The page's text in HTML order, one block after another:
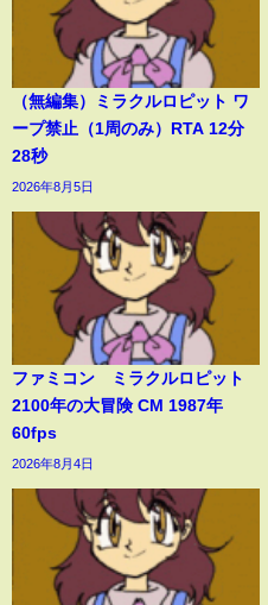
（無編集）ミラクルロピット ワ
ープ禁止（1周のみ）RTA 12分
28秒
2026年8月5日
ファミコン ミラクルロピット
2100年の大冒険 CM 1987年
60fps
2026年8月4日